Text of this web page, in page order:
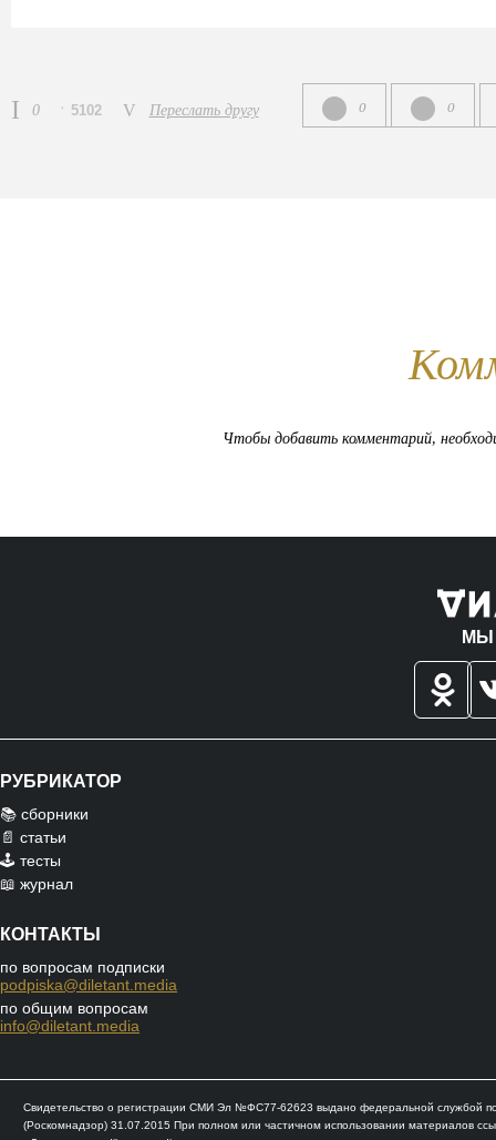
0 5102 Переслать другу 0 0
Чтобы добавить комментарий,
МЫ
РУБРИКАТОР
📚 сборники
📄 статьи
🕹️ тесты
📖 журнал
КОНТАКТЫ
по вопросам подписки
podpiska@diletant.media
по общим вопросам
info@diletant.media
Свидетельство о регистрации СМИ Эл №ФС77-62623 выдано федеральной службой
(Роскомнадзор) 31.07.2015 При полном или частичном использовании материалов